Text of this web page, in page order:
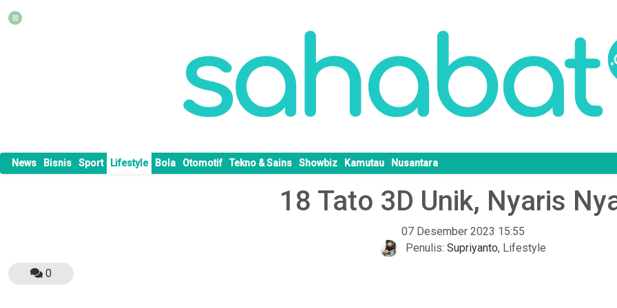
News Bisnis Sport Lifestyle Bola Otomotif Tekno & Sains Showbiz Kamutau Nusantara
18 Tato 3D Unik, Nyaris
07 Desember 2023 15:55
Penulis: Supriyanto, Lifestyle
0